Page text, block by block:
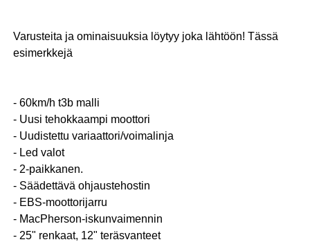
Varusteita ja ominaisuuksia löytyy joka lähtöön! Tässä
esimerkkejä
- 60km/h t3b malli
- Uusi tehokkaampi moottori
- Uudistettu variaattori/voimalinja
- Led valot
- 2-paikkanen.
- Säädettävä ohjaustehostin
- EBS-moottorijarru
- MacPherson-iskunvaimennin
- 25" renkaat, 12" teräsvanteet